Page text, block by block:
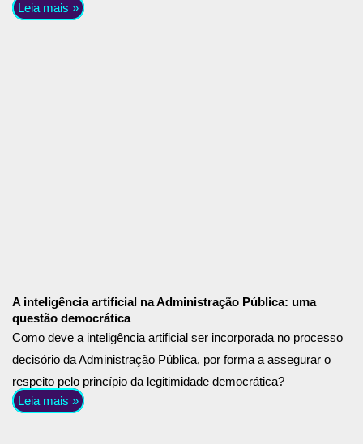
Leia mais »
A inteligência artificial na Administração Pública: uma
questão democrática
Como deve a inteligência artificial ser incorporada no processo
decisório da Administração Pública, por forma a assegurar o
respeito pelo princípio da legitimidade democrática?
Leia mais »